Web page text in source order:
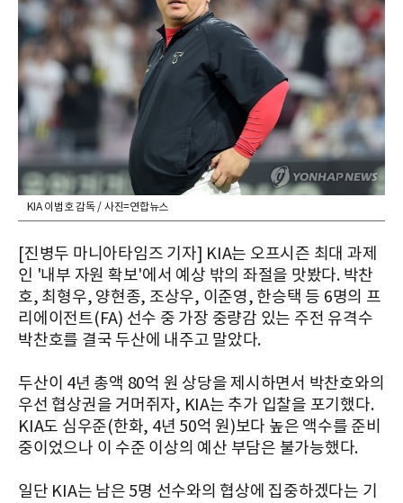
KIA 이범호 감독 / 사진=연합뉴스
[진병두 마니아타임즈 기자] KIA는 오프시즌 최대 과제
인 '내부 자원 확보'에서 예상 밖의 좌절을 맛봤다. 박찬
호, 최형우, 양현종, 조상우, 이준영, 한승택 등 6명의 프
리에이전트(FA) 선수 중 가장 중량감 있는 주전 유격수
박찬호를 결국 두산에 내주고 말았다.
두산이 4년 총액 80억 원 상당을 제시하면서 박찬호와의
우선 협상권을 거머쥐자, KIA는 추가 입찰을 포기했다.
KIA도 심우준(한화, 4년 50억 원)보다 높은 액수를 준비
중이었으나 이 수준 이상의 예산 부담은 불가능했다.
일단 KIA는 남은 5명 선수와의 협상에 집중하겠다는 기